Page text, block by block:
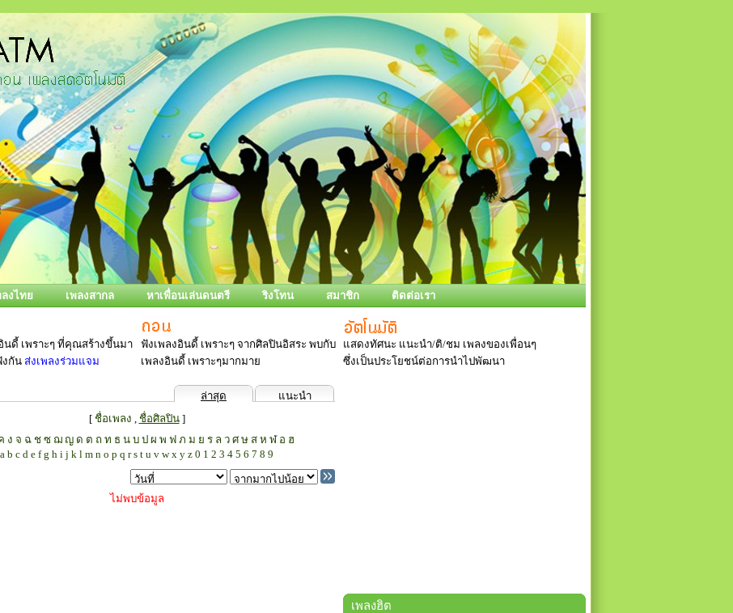
ลงไทย เพลงสากล หาเพื่อนเล่นดนตรี ริงโทน สมาชิก ติดต่อเรา
นดี้ เพราะๆ ที่คุณสร้างขึ้นมา
งกัน ส่งเพลงร่วมแจม
ฟังเพลงอินดี้ เพราะๆ จากศิลปินอิสระ พบกับ
เพลงอินดี้ เพราะๆมากมาย
แสดงทัศนะ แนะนำ/ติ/ชม เพลงของเพื่อนๆ
ซึ่งเป็นประโยชน์ต่อการนำไปพัฒนา
ล่าสุด
แนะนำ
[ ชื่อเพลง , ชื่อศิลปิน]
ง จ ฉ ช ซ ฌ ญ ด ต ถ ท ธ น บ ป ผ พ ฟ ภ ม ย ร ล ว ศ ษ ส ห ฬ อ ฮ
a b c d e f g h i j k l m n o p q r s t u v w x y z 0 1 2 3 4 5 6 7 8 9
ไม่พบข้อมูล
เพลงฮิต